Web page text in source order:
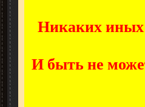
Никаких иных
И быть не